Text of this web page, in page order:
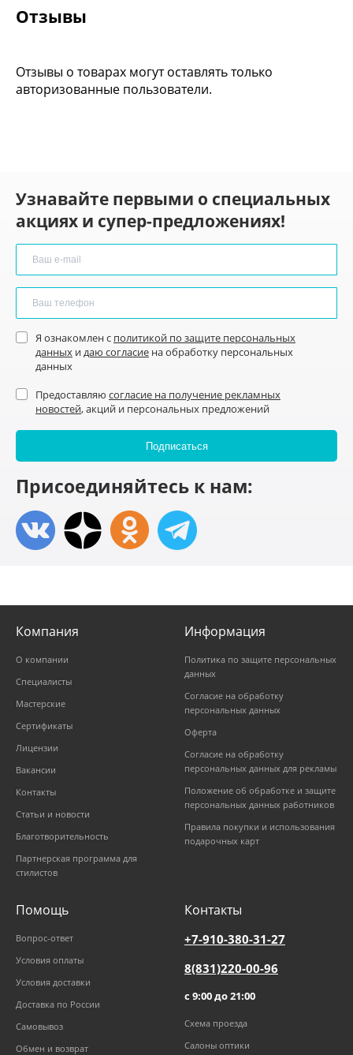
Отзывы
Отзывы о товарах могут оставлять только
авторизованные пользователи.
Узнавайте первыми о специальных
акциях и супер-предложениях!
Я ознакомлен с политикой по защите персональных
данных идаю согласие на обработку персональных
данных
Предоставляю согласие на получение рекламных
новостей, акций и персональных предложений
Присоединяйтесь к нам:
Компания
О компании
Специалисты
Мастерские
Сертификаты
Лицензии
Вакансии
Контакты
Статьи и новости
Благотворительность
Партнерская программа для
стилистов
Информация
Политика по защите персональных
данных
Согласие на обработку
персональных данных
Оферта
Согласие на обработку
персональных данных для рекламы
Положение об обработке и защите
персональных данных работников
Правила покупки и использования
подарочных карт
Помощь
Вопрос-ответ
Условия оплаты
Условия доставки
Доставка по России
Самовывоз
Обмен и возврат
Контакты
+7-910-380-31-27
8(831)220-00-96
с 9:00 до 21:00
Схема проезда
Салоны оптики